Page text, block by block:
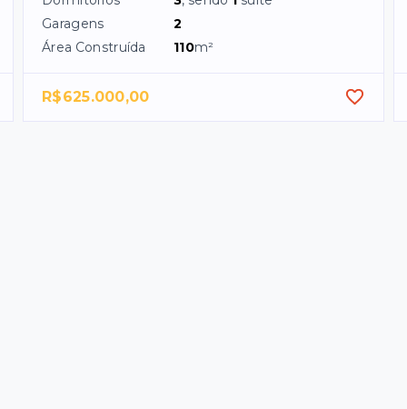
Garagens
2
Área Construída
110m²
R$625.000,00